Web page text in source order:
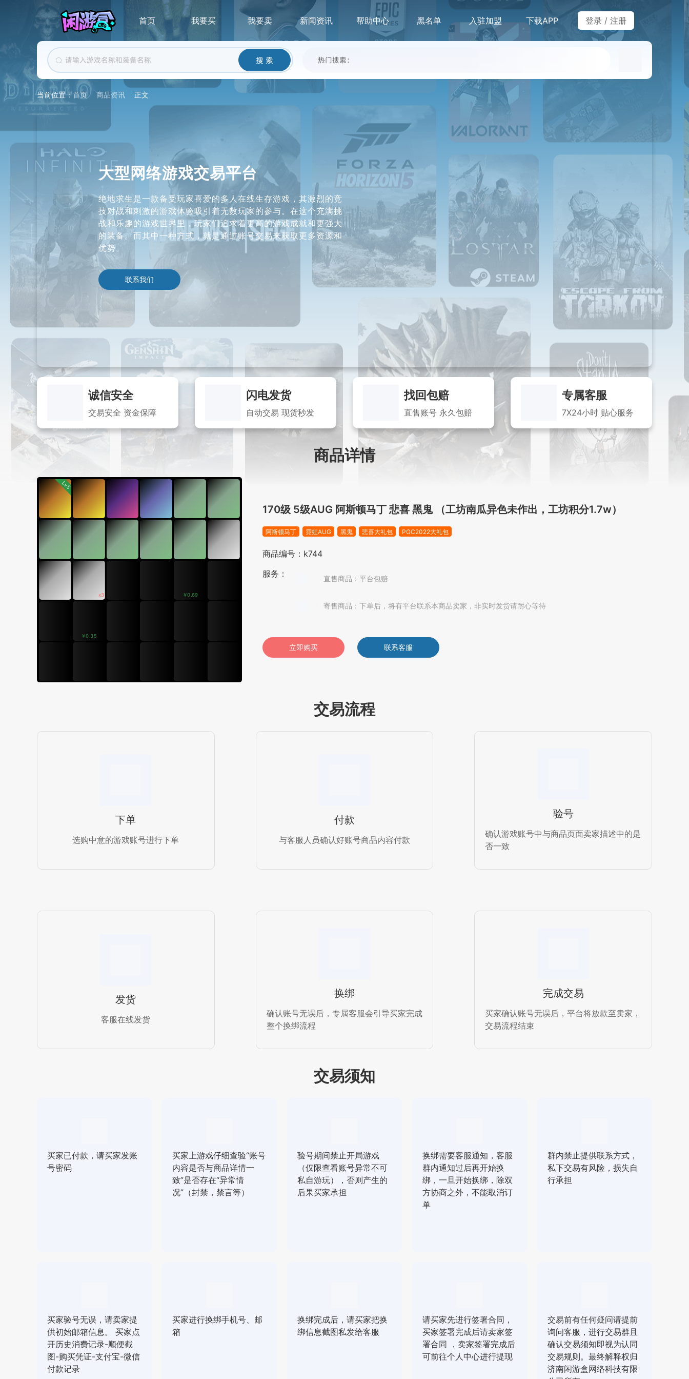
首页 我要买 我要卖 新闻资讯 帮助中心 黑名单 入驻加盟 下载APP 登录 / 注册
搜 索 热门搜索：
当前位置：首页 商品资讯 正文
大型网络游戏交易平台
绝地求生是一款备受玩家喜爱的多人在线生存游戏，其激烈的竞
技对战和刺激的游戏体验吸引着无数玩家的参与。在这个充满挑
战和乐趣的游戏世界里，玩家们追求着更高的游戏成就和更强大
的装备。而其中一种方式，就是通过账号交易来获取更多资源和
优势。
联系我们
诚信安全
交易安全 资金保障
闪电发货
自动交易 现货秒发
找回包赔
直售账号 永久包赔
专属客服
7X24小时 贴心服务
商品详情
Lv5
x3 ￥0.69
￥0.35
170级 5级AUG 阿斯顿马丁 悲喜 黑鬼 （工坊南瓜异色未作出，工坊积分1.7w）
阿斯顿马丁 霓虹AUG 黑鬼 悲喜大礼包 PGC2022大礼包
商品编号：k744
服务：
直售商品：平台包赔
寄售商品：下单后，将有平台联系本商品卖家，非实时发货请耐心等待
立即购买 联系客服
交易流程
下单
选购中意的游戏账号进行下单
付款
与客服人员确认好账号商品内容付款
验号
确认游戏账号中与商品页面卖家描述中的是
否一致
发货
客服在线发货
换绑
确认账号无误后，专属客服会引导买家完成
整个换绑流程
完成交易
买家确认账号无误后，平台将放款至卖家，
交易流程结束
交易须知
买家已付款，请买家发账
号密码
买家上游戏仔细查验“账号
内容是否与商品详情一
致”是否存在“异常情
况”（封禁，禁言等）
验号期间禁止开局游戏
（仅限查看账号异常不可
私自游玩），否则产生的
后果买家承担
换绑需要客服通知，客服
群内通知过后再开始换
绑，一旦开始换绑，除双
方协商之外，不能取消订
单
群内禁止提供联系方式，
私下交易有风险，损失自
行承担
买家验号无误，请卖家提
供初始邮箱信息。 买家点
开历史消费记录-顺便截
图-购买凭证-支付宝-微信
付款记录
买家进行换绑手机号、邮
箱
换绑完成后，请买家把换
绑信息截图私发给客服
请买家先进行签署合同，
买家签署完成后请卖家签
署合同 ，卖家签署完成后
可前往个人中心进行提现
交易前有任何疑问请提前
询问客服，进行交易群且
确认交易须知即视为认同
交易规则。最终解释权归
济南闲游盒网络科技有限